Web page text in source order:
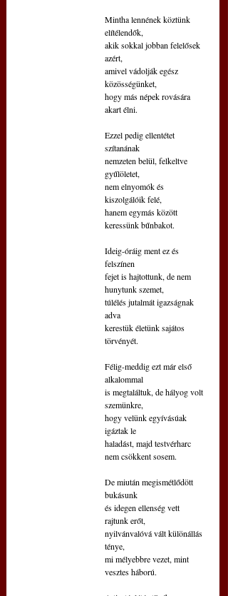
Mintha lennének köztünk
elítélendők,
akik sokkal jobban felelősek
azért,
amivel vádolják egész
közösségünket,
hogy más népek rovására
akart élni.
Ezzel pedig ellentétet
szítanának
nemzeten belül, felkeltve
gyűlöletet,
nem elnyomók és
kiszolgálóik felé,
hanem egymás között
keressünk bűnbakot.
Ideig-óráig ment ez és
felszínen
fejet is hajtottunk, de nem
hunytunk szemet,
túlélés jutalmát igazságnak
adva
kerestük életünk sajátos
törvényét.
Félig-meddig ezt már első
alkalommal
is megtaláltuk, de hályog volt
szemünkre,
hogy velünk egyívásúak
igáztak le
haladást, majd testvérharc
nem csökkent sosem.
De miután megismétlődött
bukásunk
és idegen ellenség vett
rajtunk erőt,
nyilvánvalóvá vált különállás
ténye,
mi mélyebbre vezet, mint
vesztes háború.